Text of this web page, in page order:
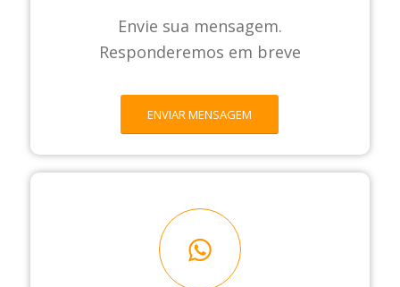
Envie sua mensagem.
Responderemos em breve
ENVIAR MENSAGEM